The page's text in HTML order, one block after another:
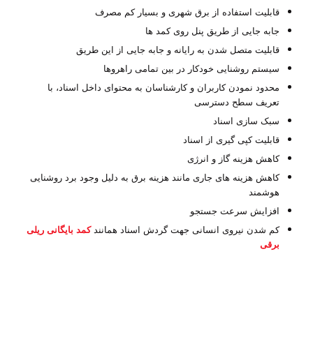
قابلیت استفاده از برق شهری و بسیار کم مصرف
جابه جایی از طریق پنل روی کمد ها
قابلیت متصل شدن به رایانه و جابه جایی از این طریق
سیستم روشنایی خودکار در بین تمامی راهروها
محدود نمودن کاربران و کارشناسان به محتوای داخل اسناد، با
تعریف سطح دسترسی
سبک سازی اسناد
قابلیت کپی گیری از اسناد
کاهش هزینه گاز و انرژی
کاهش هزینه های جاری مانند هزینه برق به دلیل وجود برد روشنایی
هوشمند
افزایش سرعت جستجو
کم شدن نیروی انسانی جهت گردش اسناد همانندکمد بایگانی ریلی
برقی